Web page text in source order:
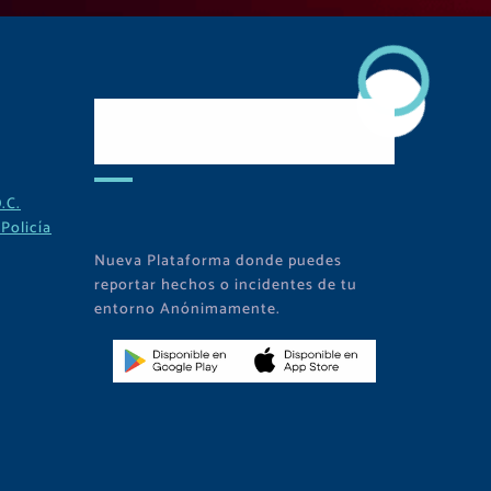
Nueva Plataforma donde puedes
reportar hechos o incidentes de tu
entorno Anónimamente.